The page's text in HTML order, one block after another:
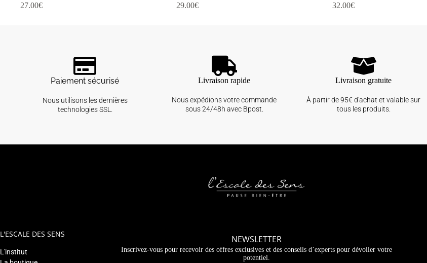
27.00€
29.00€
32.00€
Paiement sécurisé
Nous utilisons les dernières
technologies SSL.
Livraison rapide
Nous expédions votre commande
sous 24/48h avec Bpost.
Livraison gratuite
À partir de 95€ d'achat et valable sur
tous les produits.
L'ESCALE DES SENS
L'institut
NEWSLETTER
Inscrivez-vous pour recevoir des offres exclusives et des conseils d’experts pour dévoiler votre
potentiel.